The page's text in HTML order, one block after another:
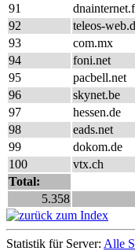
91
92
teleos-
93
com.mx
94
foni.net
95
pacbell.net
96
skynet.be
97
hessen.de
98
eads.net
99
dokom.de
100
vtx.ch
Total:
5.358
Statistik für Server: Alle